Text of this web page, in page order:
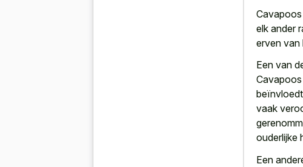
elk ander
erven van
Een van
vaak
ouderlijke
Een